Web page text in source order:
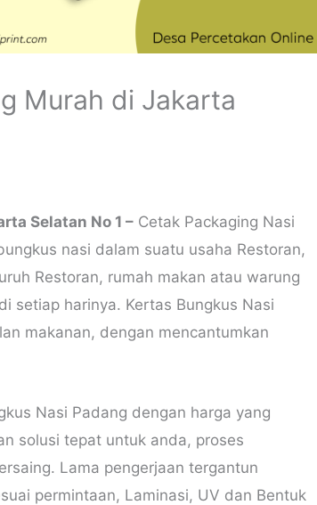
Murah di Jakarta
Selatan No 1 – Cetak Packaging Nasi
nasi dalam suatu usaha Restoran,
Restoran, rumah makan atau warung
setiap harinya. Kertas Bungkus Nasi
makanan, dengan mencantumkan
Nasi Padang dengan harga yang
solusi tepat untuk anda, proses
Lama pengerjaan tergantun
permintaan, Laminasi, UV dan Bentuk